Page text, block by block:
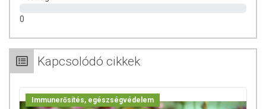
0
Kapcsolódó cikkek
Immunerősítés, egészségvédelem